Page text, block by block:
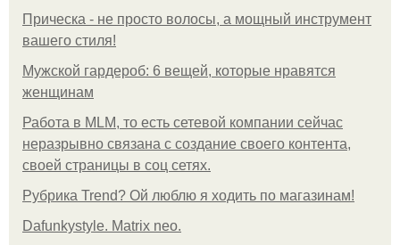
Прическа - не просто волосы, а мощный инструмент
вашего стиля!
Мужской гардероб: 6 вещей, которые нравятся
женщинам
Работа в MLM, то есть сетевой компании сейчас
неразрывно связана с создание своего контента,
своей страницы в соц сетях.
Рубрика Trend? Ой люблю я ходить по магазинам!
Dafunkystyle. Matrix neo.